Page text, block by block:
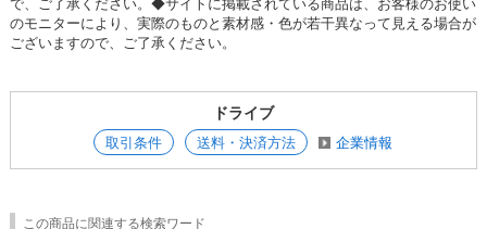
SD品番：11252375S16 / メーカー品番：DV-0039
卸価格は会員のみ公開
で、ご了承ください。◆サイトに掲載されている商品は、お客様のお使い
のモニターにより、実際のものと素材感・色が若干異なって見える場合が
ございますので、ご了承ください。
ドライブ
取引条件 送料・決済方法 企業情報
この商品に関連する検索ワード